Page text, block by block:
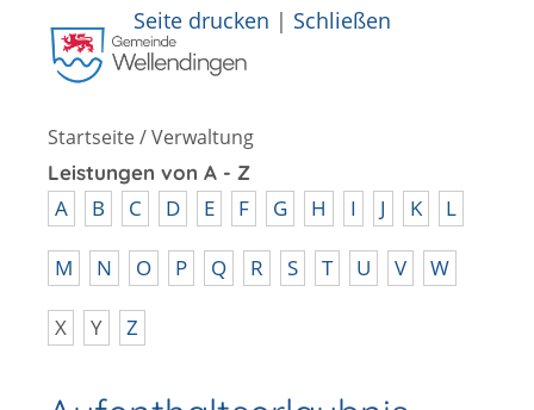
Seite drucken | Schließen
Startseite/Verwaltung
Leistungen von A - Z
A B C D E F G H I J K L
M N O P Q R S T U V W
X Y Z